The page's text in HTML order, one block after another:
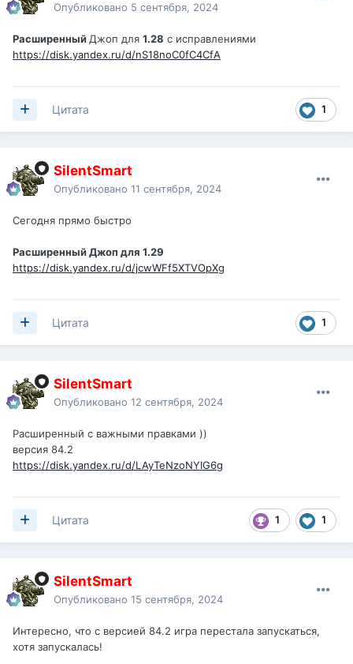
Опубликовано 5 сентября, 2024
РасширенныйДжоп для 1.28 с исправлениями
https://disk.yandex.ru/d/nS18noC0fC4CfA
1
Цитата
SilentSmart
Опубликовано 11 сентября, 2024
Сегодня прямо быстро
Расширенный Джоп для 1.29
https://disk.yandex.ru/d/jcwWFf5XTVOpXg
1
Цитата
SilentSmart
Опубликовано 12 сентября, 2024
Расширенный с важными правками ))
версия 84.2
https://disk.yandex.ru/d/LAyTeNzoNYIG6g
1 1
Цитата
SilentSmart
Опубликовано 15 сентября, 2024
Интересно, что с версией 84.2 игра перестала запускаться,
хотя запускалась!